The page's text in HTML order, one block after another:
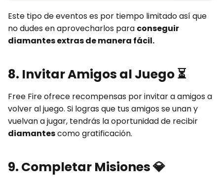
Este tipo de eventos es por tiempo limitado así que
no dudes en aprovecharlos para conseguir
diamantes extras de manera fácil.
8. Invitar Amigos al Juego⏳
Free Fire ofrece recompensas por invitar a amigos a
volver al juego. Si logras que tus amigos se unan y
vuelvan a jugar, tendrás la oportunidad de recibir
diamantescomo gratificación.
9. Completar Misiones💎